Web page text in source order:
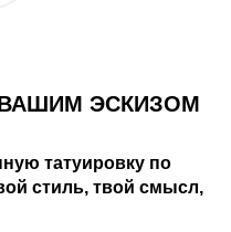
ЭСКИЗОМ
татуировку по
стиль, твой смысл,